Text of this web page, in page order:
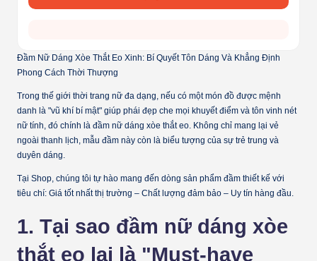
Đầm Nữ Dáng Xòe Thắt Eo Xinh: Bí Quyết Tôn Dáng Và Khẳng Định
Phong Cách Thời Thượng
Trong thế giới thời trang nữ đa dạng, nếu có một món đồ được mệnh
danh là "vũ khí bí mật" giúp phái đẹp che mọi khuyết điểm và tôn vinh nét
nữ tính, đó chính là đầm nữ dáng xòe thắt eo . Không chỉ mang lại vẻ
ngoài thanh lịch, mẫu đầm này còn là biểu tượng của sự trẻ trung và
duyên dáng.
Tại Shop, chúng tôi tự hào mang đến dòng sản phẩm đầm thiết kế với
tiêu chí: Giá tốt nhất thị trường – Chất lượng đảm bảo – Uy tín hàng đầu.
1. Tại sao đầm nữ dáng xòe
thắt eo lại là "Must-have